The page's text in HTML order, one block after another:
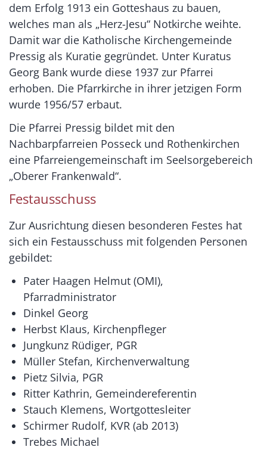
dem Erfolg 1913 ein Gotteshaus zu bauen,
welches man als „Herz-Jesu“ Notkirche weihte.
Damit war die Katholische Kirchengemeinde
Pressig als Kuratie gegründet. Unter Kuratus
Georg Bank wurde diese 1937 zur Pfarrei
erhoben. Die Pfarrkirche in ihrer jetzigen Form
wurde 1956/57 erbaut.
Die Pfarrei Pressig bildet mit den
Nachbarpfarreien Posseck und Rothenkirchen
eine Pfarreiengemeinschaft im Seelsorgebereich
„Oberer Frankenwald“.
Festausschuss
Zur Ausrichtung diesen besonderen Festes hat
sich ein Festausschuss mit folgenden Personen
gebildet:
Pater Haagen Helmut (OMI),
Pfarradministrator
Dinkel Georg
Herbst Klaus, Kirchenpfleger
Jungkunz Rüdiger, PGR
Müller Stefan, Kirchenverwaltung
Pietz Silvia, PGR
Ritter Kathrin, Gemeindereferentin
Stauch Klemens, Wortgottesleiter
Schirmer Rudolf, KVR (ab 2013)
Trebes Michael